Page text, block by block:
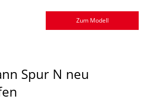
Zum Modell
Spur N neu